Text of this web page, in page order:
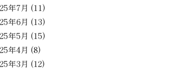
年7月 (11)
年6月 (13)
年5月 (15)
年4月 (8)
年3月 (12)